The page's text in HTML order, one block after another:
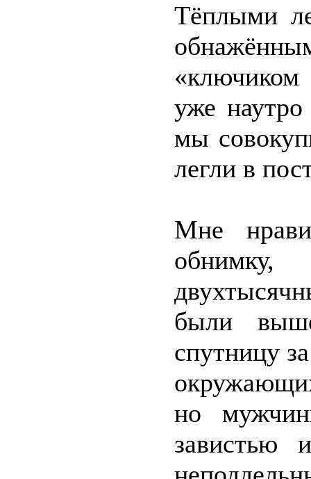
Тёплыми
уже
мы
легли в
Мне
были
спутницу
но
завистью